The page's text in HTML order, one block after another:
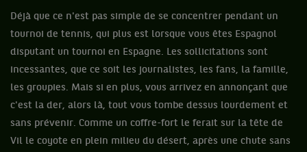
Déjà que ce n'est pas simple de se concentrer pendant un
tournoi de tennis, qui plus est lorsque vous êtes Espagnol
disputant un tournoi en Espagne. Les sollicitations sont
incessantes, que ce soit les journalistes, les fans, la famille,
les groupies. Mais si en plus, vous arrivez en annonçant que
c'est la der, alors là, tout vous tombe dessus lourdement et
sans prévenir. Comme un coffre-fort le ferait sur la tête de
Vil le coyote en plein milieu du désert, après une chute sans